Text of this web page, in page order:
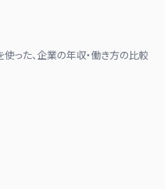
った、企業の年収・働き方の比較